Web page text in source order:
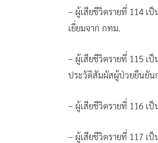
– ผู้เสียชีวิตรายที่ 114 เ
เยี่ยมจาก กทม.
– ผู้เสียชีวิตรายที่ 115 เ
ประวัติสัมผัสผู้ป่วยยืนยั
– ผู้เสียชีวิตรายที่ 116 เ
– ผู้เสียชีวิตรายที่ 117 เ